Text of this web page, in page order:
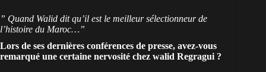
” Quand Walid dit qu’il est le meilleur sélectionneur de
l’histoire du Maroc…”
Lors de ses dernières conférences de presse, avez-vous
remarqué une certaine nervosité chez walid Regragui ?